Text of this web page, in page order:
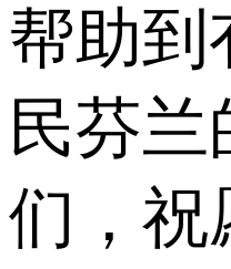
帮助到
民芬兰
们，祝